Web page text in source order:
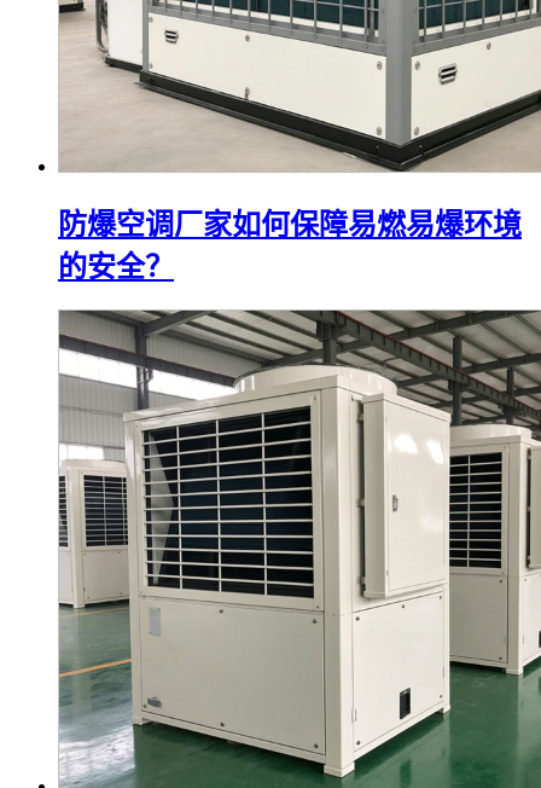
防爆空调厂家如何保障易燃易爆环境
的安全？